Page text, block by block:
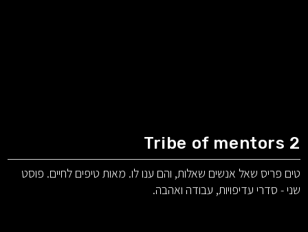
Tribe of mentors 2
טים פריס שאל אנשים שאלות, והם ענו לו. מאות טיפים לחיים. פוסט
שני - סדרי עדיפויות, עבודה ואהבה.